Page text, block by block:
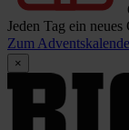
Jeden Tag ein
Zum
×